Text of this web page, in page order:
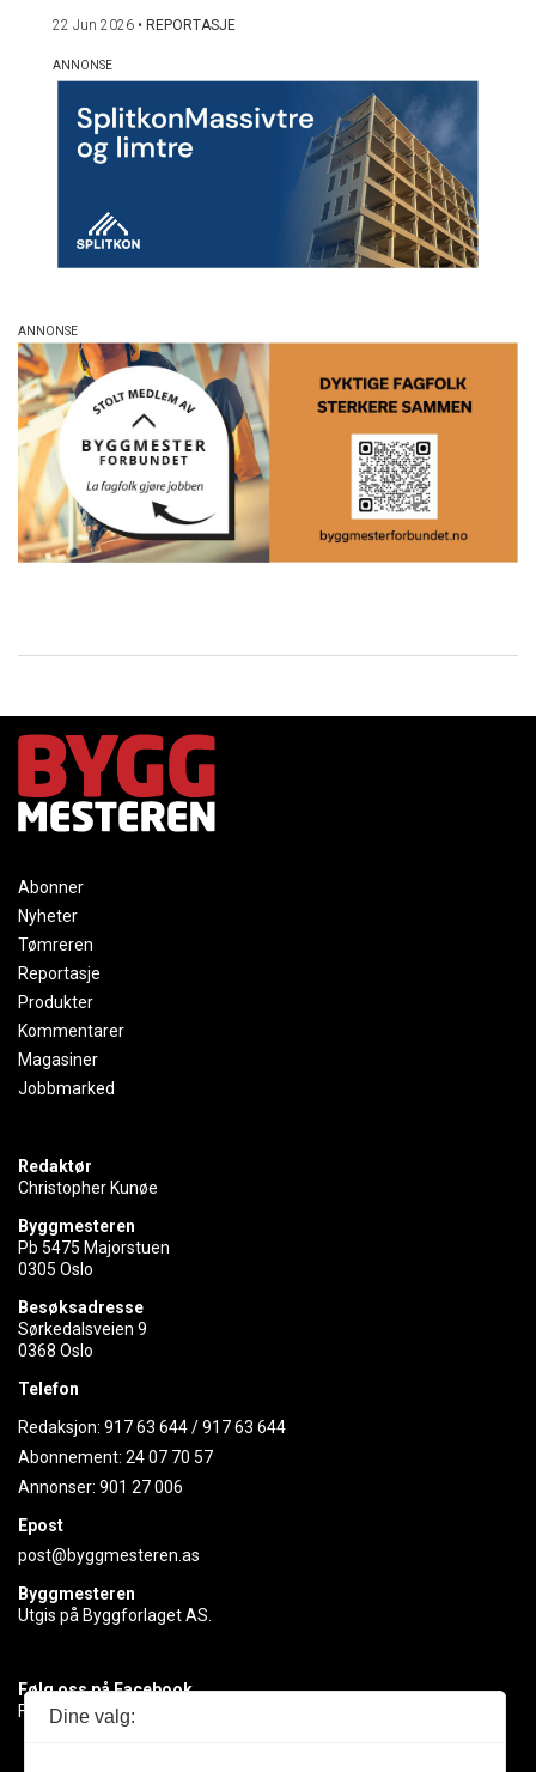
22 Jun 2026 • REPORTASJE
Abonner
Nyheter
Tømreren
Reportasje
Produkter
Kommentarer
Magasiner
Jobbmarked
Redaktør
Christopher Kunøe
Byggmesteren
Pb 5475 Majorstuen
0305 Oslo
Besøksadresse
Sørkedalsveien 9
0368 Oslo
Telefon
Redaksjon: 917 63 644/917 63 644
Abonnement: 24 07 70 57
Annonser: 901 27 006
Epost
post@byggmesteren.as
Byggmesteren
Utgis på Byggforlaget AS.
Følg oss på Facebook
Få med deg det siste innen byggebransjen
Dine valg: